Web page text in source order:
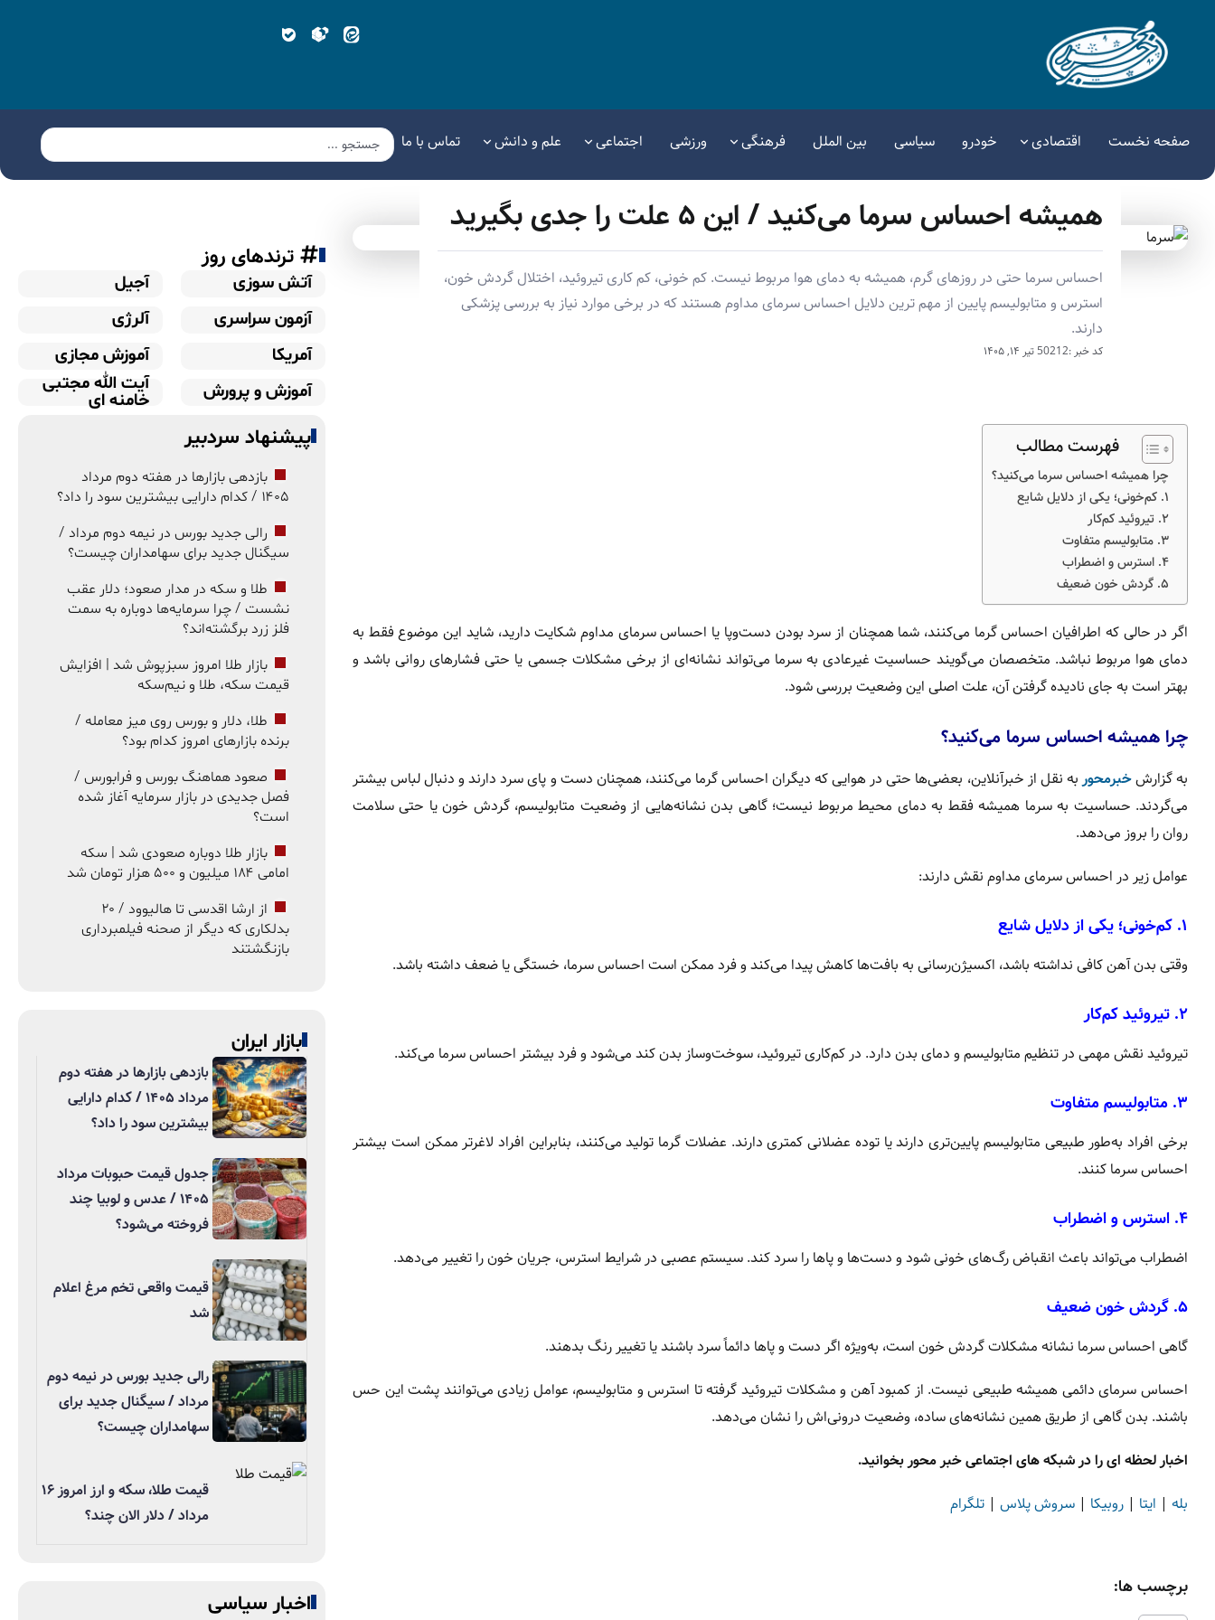
صفحه نخست اقتصادی خودرو سیاسی بین الملل فرهنگی ورزشی اجتماعی علم و دانش تماس با ما
همیشه احساس سرما می‌کنید / این ۵ علت را جدی بگیرید
احساس سرما حتی در روزهای گرم، همیشه به دمای هوا مربوط نیست. کم خونی، کم کاری تیروئید، اختلال گردش خون،
استرس و متابولیسم پایین از مهم ترین دلایل احساس سرمای مداوم هستند که در برخی موارد نیاز به بررسی پزشکی
دارند.
کد خبر :50212 تیر ۱۴, ۱۴۰۵
فهرست مطالب
چرا همیشه احساس سرما می‌کنید؟
۱. کم‌خونی؛ یکی از دلایل شایع
۲. تیروئید کم‌کار
۳. متابولیسم متفاوت
۴. استرس و اضطراب
۵. گردش خون ضعیف
اگر در حالی که اطرافیان احساس گرما می‌کنند، شما همچنان از سرد بودن دست‌وپا یا احساس سرمای مداوم شکایت دارید، شاید این موضوع فقط به
دمای هوا مربوط نباشد. متخصصان می‌گویند حساسیت غیرعادی به سرما می‌تواند نشانه‌ای از برخی مشکلات جسمی یا حتی فشارهای روانی باشد و
بهتر است به جای نادیده گرفتن آن، علت اصلی این وضعیت بررسی شود.
چرا همیشه احساس سرما می‌کنید؟
به گزارشخبرمحور به نقل از خبرآنلاین، بعضی‌ها حتی در هوایی که دیگران احساس گرما می‌کنند، همچنان دست و پای سرد دارند و دنبال لباس بیشتر
می‌گردند. حساسیت به سرما همیشه فقط به دمای محیط مربوط نیست؛ گاهی بدن نشانه‌هایی از وضعیت متابولیسم، گردش خون یا حتی سلامت
روان را بروز می‌دهد.
عوامل زیر در احساس سرمای مداوم نقش دارند:
۱. کم‌خونی؛ یکی از دلایل شایع
وقتی بدن آهن کافی نداشته باشد، اکسیژن‌رسانی به بافت‌ها کاهش پیدا می‌کند و فرد ممکن است احساس سرما، خستگی یا ضعف داشته باشد.
۲. تیروئید کم‌کار
تیروئید نقش مهمی در تنظیم متابولیسم و دمای بدن دارد. در کم‌کاری تیروئید، سوخت‌وساز بدن کند می‌شود و فرد بیشتر احساس سرما می‌کند.
۳. متابولیسم متفاوت
برخی افراد به‌طور طبیعی متابولیسم پایین‌تری دارند یا توده عضلانی کمتری دارند. عضلات گرما تولید می‌کنند، بنابراین افراد لاغرتر ممکن است بیشتر
احساس سرما کنند.
۴. استرس و اضطراب
اضطراب می‌تواند باعث انقباض رگ‌های خونی شود و دست‌ها و پا‌ها را سرد کند. سیستم عصبی در شرایط استرس، جریان خون را تغییر می‌دهد.
۵. گردش خون ضعیف
گاهی احساس سرما نشانه مشکلات گردش خون است، به‌ویژه اگر دست و پا‌ها دائماً سرد باشند یا تغییر رنگ بدهند.
احساس سرمای دائمی همیشه طبیعی نیست. از کمبود آهن و مشکلات تیروئید گرفته تا استرس و متابولیسم، عوامل زیادی می‌توانند پشت این حس
باشند. بدن گاهی از طریق همین نشانه‌های ساده، وضعیت درونی‌اش را نشان می‌دهد.
اخبار لحظه ای را در شبکه های اجتماعی خبر محور بخوانید.
بله | ایتا | روبیکا | سروش پلاس | تلگرام
برچسب ها:
ترندهای روز
آتش سوزی
آجیل
آزمون سراسری
آلرژی
آمریکا
آموزش مجازی
آموزش و پرورش
آیت الله مجتبی
خامنه ای
پیشنهاد سردبیر
بازدهی بازارها در هفته دوم مرداد
۱۴۰۵ / کدام دارایی بیشترین سود را داد؟
رالی جدید بورس در نیمه دوم مرداد /
سیگنال جدید برای سهامداران چیست؟
طلا و سکه در مدار صعود؛ دلار عقب
نشست / چرا سرمایه‌ها دوباره به سمت
فلز زرد برگشته‌اند؟
بازار طلا امروز سبزپوش شد | افزایش
قیمت سکه، طلا و نیم‌سکه
طلا، دلار و بورس روی میز معامله /
برنده بازارهای امروز کدام بود؟
صعود هماهنگ بورس و فرابورس /
فصل جدیدی در بازار سرمایه آغاز شده
است؟
بازار طلا دوباره صعودی شد | سکه
امامی ۱۸۴ میلیون و ۵۰۰ هزار تومان شد
از ارشا اقدسی تا هالیوود / ۲۰
بدلکاری که دیگر از صحنه فیلمبرداری
بازنگشتند
بازار ایران
بازدهی بازارها در هفته دوم
مرداد ۱۴۰۵ / کدام دارایی
بیشترین سود را داد؟
جدول قیمت حبوبات مرداد
۱۴۰۵ / عدس و لوبیا چند
فروخته می‌شود؟
قیمت واقعی تخم مرغ اعلام
شد
رالی جدید بورس در نیمه دوم
مرداد / سیگنال جدید برای
سهامداران چیست؟
قیمت طلا، سکه و ارز امروز ۱۶
مرداد / دلار الان چند؟
اخبار سیاسی